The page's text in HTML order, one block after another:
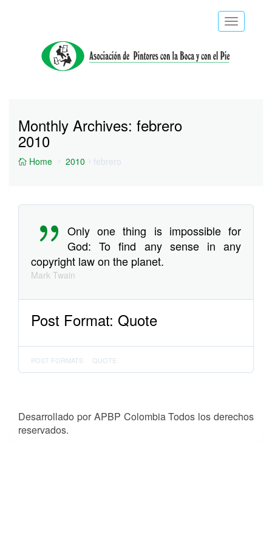
Toggle
Monthly Archives: febrero
2010
Home 2010 febrero
Only one thing is impossible for
God: To find any sense in any
copyright law on the planet.
Mark Twain
Post Format: Quote
POST FORMATS QUOTE
Desarrollado por APBP Colombia Todos los derechos
reservados.